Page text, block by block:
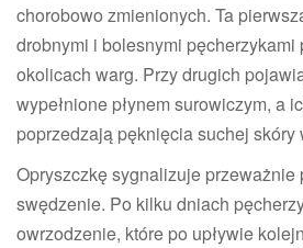
chorobowo zmienionych. Ta
drobnymi i bolesnymi
okolicach warg. Przy drugich
wypełnione płynem surowiczym, a
poprzedzają pęknięcia suchej skóry
Opryszczkę sygnalizuje przeważnie
swędzenie. Po kilku dniach
owrzodzenie, które po upływie